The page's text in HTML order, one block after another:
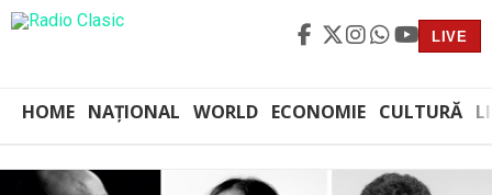
LIVE
HOME NAȚIONAL WORLD ECONOMIE CULTURĂ